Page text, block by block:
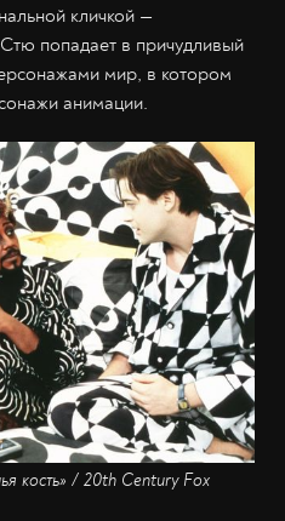
кличкой —
попадает в причудливый
мир, в котором
анимации.
кость» / 20th Century Fox